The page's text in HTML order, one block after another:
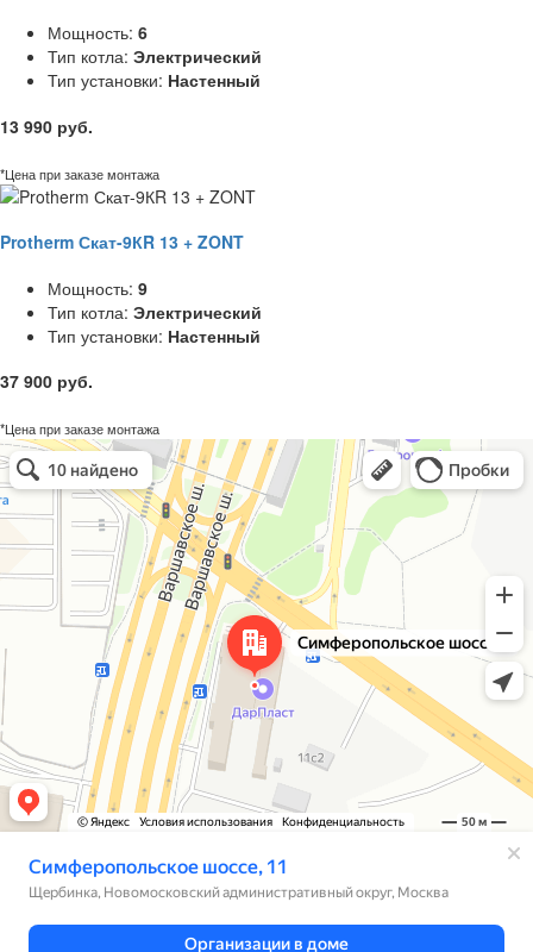
Мощность: 6
Тип котла: Электрический
Тип установки: Настенный
13 990 руб.
*Цена при заказе монтажа
Protherm Скат-9КR 13 + ZONT
Мощность: 9
Тип котла: Электрический
Тип установки: Настенный
37 900 руб.
*Цена при заказе монтажа